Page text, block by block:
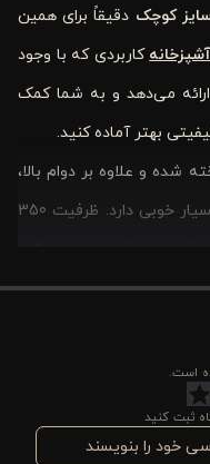
دقیقاً برای همین
آشپزخانه کاربردی که با وجود
ارائه می‌دهد و به شما کمک
بهتر آماده کنید.
شده و علاوه بر دوام بالا،
در برابر حرارت و زنگ‌زدگی نیز مقاومت بسیار خوبی دارد. ظرفیت 350
یک یا دو فنجان قهوه، گرم
طراحی ساده و مینیمال در
راحتی داشته باشید و
را با کنترل بیشتری جابه‌جا
قابلیت شستشو در ماشین
است.
ثبت کنید
خود را بنویسند